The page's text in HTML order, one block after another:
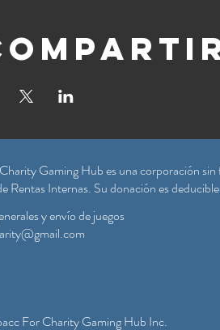
Gaming Hub es una corporación
Rentas Internas. Su donación es
y envío de juegos
For Charity Gaming Hub Inc.